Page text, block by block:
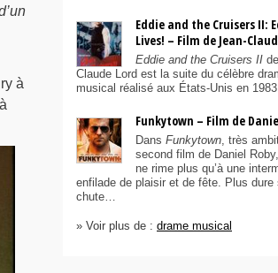
à
Eddie and the Cruisers II:
Lives! – Film de Jean-
Eddie and the Cruisers II
Claude Lord est la suite du célèbre
musical réalisé aux États-Unis en
Funkytown – Film de
Dans Funkytown, très
second film de Daniel
ne rime plus qu’à une
enfilade de plaisir et de fête. Plus dure
chute…
» Voir plus de : drame musical